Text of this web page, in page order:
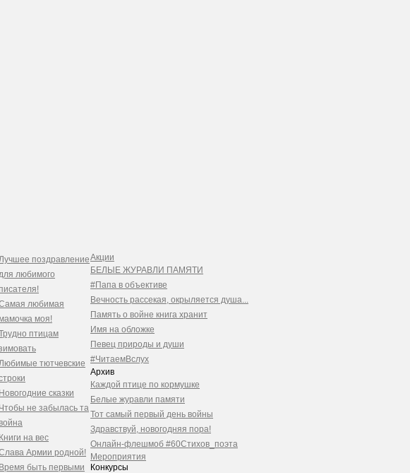
поздравление
любимого
писателя!
любимая
мамочка моя!
птицам
тютчевские
Новогодние сказки
Чтобы не забылась та
война
Книги на вес
Армии родной!
Время быть первыми
Акции
БЕЛЫЕ ЖУРАВЛИ ПАМЯТИ
#Папа в объективе
Вечность рассекая, окрыляется душа...
Память о войне книга хранит
Имя на обложке
Певец природы и души
#ЧитаемВслух
Архив
Каждой птице по кормушке
Белые журавли памяти
Тот самый первый день войны
Здравствуй, новогодняя пора!
Онлайн-флешмоб #60Стихов_поэта
Мероприятия
Конкурсы